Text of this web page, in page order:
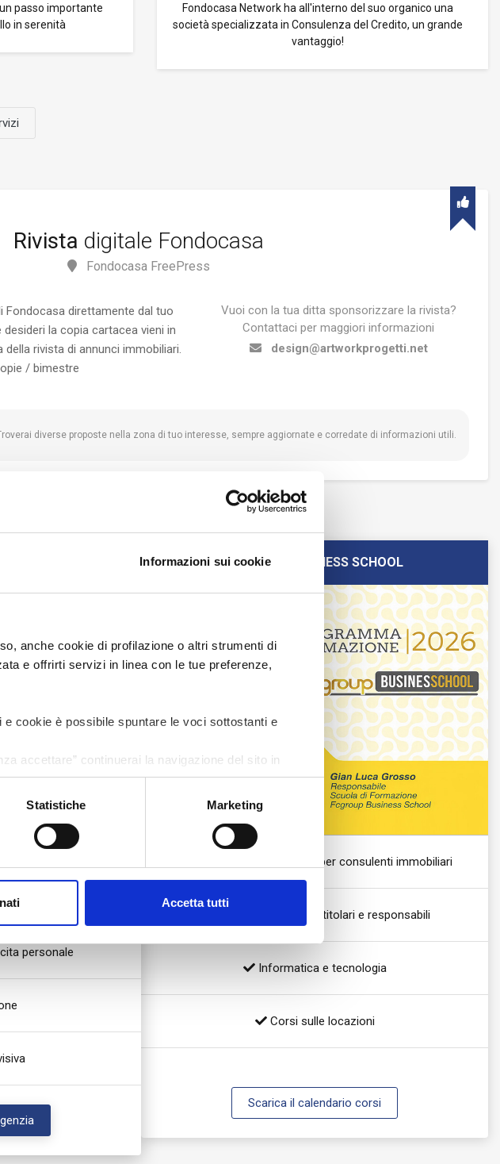
Informazioni sui cookie
anche cookie di profilazione o altri strumenti di
e offrirti servizi in linea con le tue preferenze,
cookie è possibile spuntare le voci sottostanti e
accettare” continuerai la navigazione del sito in
Statistiche Marketing
Accetta tutti
passo importante
in serenità
Fondocasa Network ha all'interno del suo organico una
società specializzata in Consulenza del Credito, un grande
vantaggio!
Rivista digitale Fondocasa
Fondocasa FreePress
Fondocasa direttamente dal tuo
la copia cartacea vieni in
rivista di annunci immobiliari.
/ bimestre
Vuoi con la tua ditta sponsorizzare la rivista?
Contattaci per maggiori informazioni
design@artworkprogetti.net
diverse proposte nella zona di tuo interesse, sempre aggiornate e corredate di informazioni utili.
e creditizio
personale
FCGROUP BUSINESS SCHOOL
Percorso di formazione per consulenti immobiliari
Alta formazione per titolari e responsabili
Informatica e tecnologia
Corsi sulle locazioni
Scarica il calendario corsi